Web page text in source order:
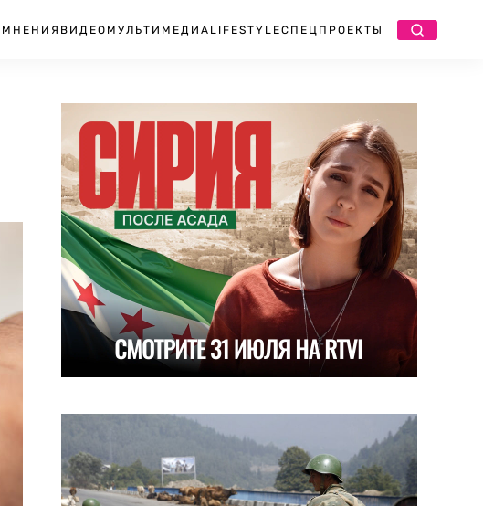
МНЕНИЯ ВИДЕО МУЛЬТИМЕДИА LIFESTYLEСПЕЦПРОЕКТЫ